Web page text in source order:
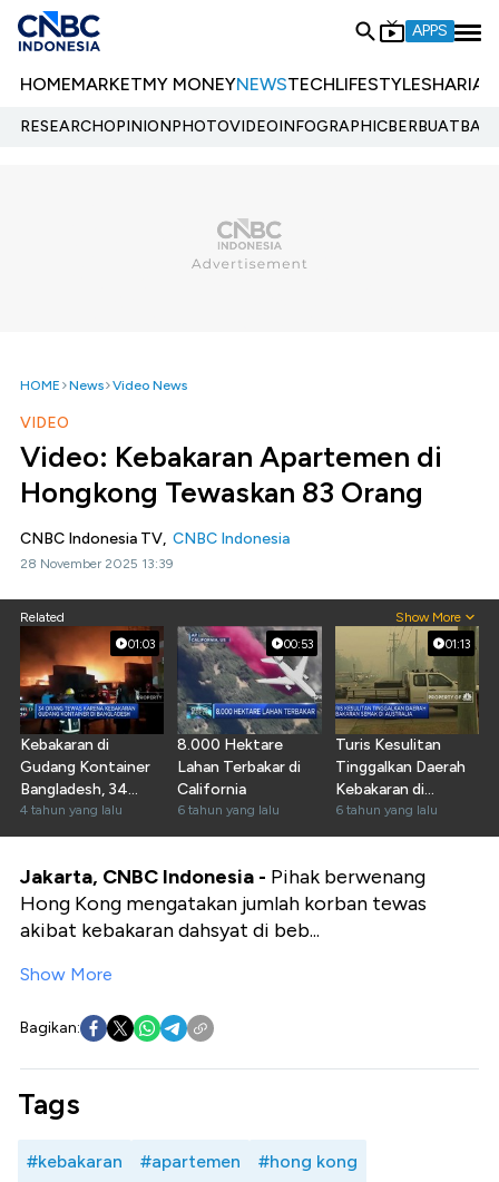
APPS
HOMEMARKETMY MONEYNEWSTECHLIFESTYLESHARIA
RESEARCHOPINIONPHOTOVIDEOINFOGRAPHIC
HOME News Video News
VIDEO
Video: Kebakaran Apartemen di
Hongkong Tewaskan 83 Orang
CNBC Indonesia TV, CNBC Indonesia
28 November 2025 13:39
Related Show More
01:03
Kebakaran di
Gudang Kontainer
Bangladesh, 34
Orang Tewas
4 tahun yang lalu
00:53
8.000 Hektare
Lahan Terbakar di
California
6 tahun yang lalu
01:13
Turis Kesulitan
Tinggalkan Daerah
Kebakaran di
Australia
6 tahun yang lalu
Jakarta, CNBC Indonesia - Pihak berwenang
Hong Kong mengatakan jumlah korban tewas
akibat kebakaran dahsyat di beb...
Show More
Bagikan:
Tags
#kebakaran #apartemen #hong kong